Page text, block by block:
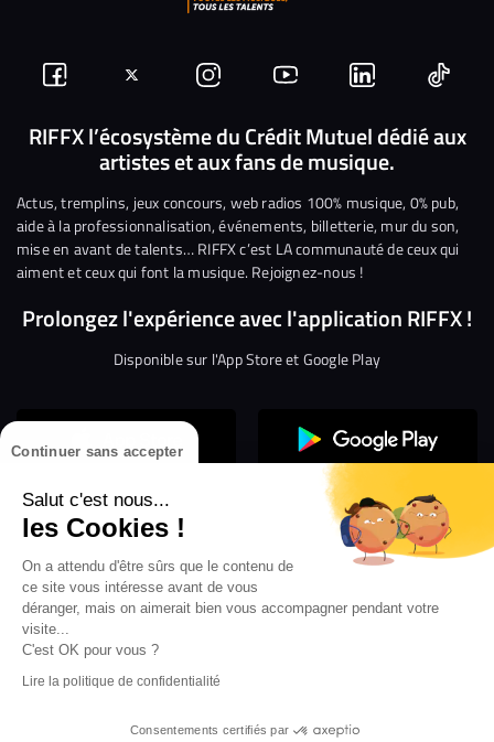
Continuer sans accepter
Salut c'est nous...
les Cookies !
On a attendu d'être sûrs que le contenu de
ce site vous intéresse avant de vous
déranger, mais on aimerait bien vous accompagner pendant votre
visite...
C'est OK pour vous ?
Lire la politique de confidentialité
Consentements certifiés par
Suivez-
nous
Facebook
Suivez-
nous
sur
Twitter
Nous
rejoindre
sur
Instagram
Nous
rejoindre
sur
YouTube
Nous
rejoindre
sur
Linkedin
Nous
RIFFX l’écosystème du Crédit Mutuel dédié aux
artistes et aux fans de musique.
Actus, tremplins, jeux concours, web radios 100% musique, 0% pub,
aide à la professionnalisation, événements, billetterie, mur du son,
mise en avant de talents… RIFFX c’est LA communauté de ceux qui
aiment et ceux qui font la musique. Rejoignez-nous !
Prolongez l'expérience avec l'application RIFFX !
Disponible sur l'App Store et Google Play
Confidentialité
Gestion des cookies
Conditions générales d’utilisation
Mentions légales
les webradios RIFFX
en exclusivité sur VIBES le titre de la révé